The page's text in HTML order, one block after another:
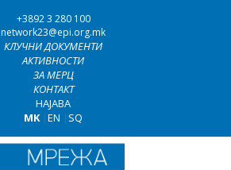
+3892 3 280 100
network23@epi.org.mk
КЛУЧНИ ДОКУМЕНТИ
АКТИВНОСТИ
ЗА МЕРЦ
КОНТАКТ
НАЈАВА
MK|EN | SQ